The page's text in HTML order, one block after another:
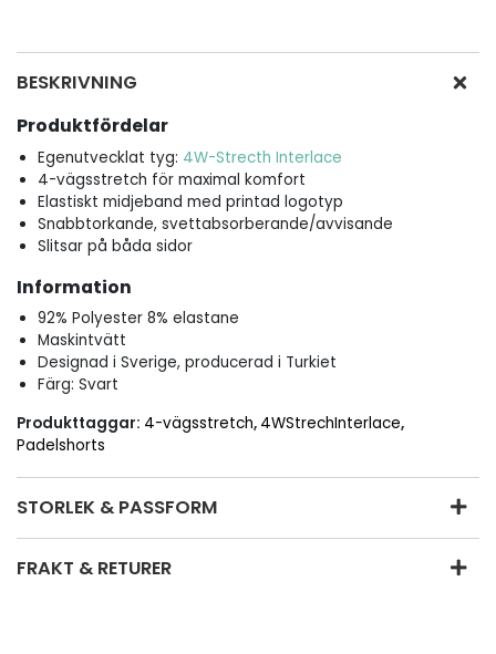
BESKRIVNING
Produktfördelar
Egenutvecklat tyg: 4W-Strecth Interlace
4-vägsstretch för maximal komfort
Elastiskt midjeband med printad logotyp
Snabbtorkande, svettabsorberande/avvisande
Slitsar på båda sidor
Information
92% Polyester 8% elastane
Maskintvätt
Designad i Sverige, producerad i Turkiet
Färg: Svart
Produkttaggar: 4-vägsstretch, 4WStrechInterlace,
Padelshorts
STORLEK & PASSFORM
FRAKT & RETURER